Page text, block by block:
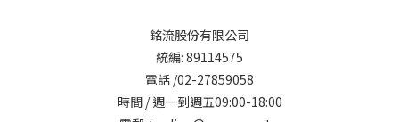
銘流股份有限公司
統編: 89114575
電話 /02-27859058
時間 / 週一到週五09:00-18:00